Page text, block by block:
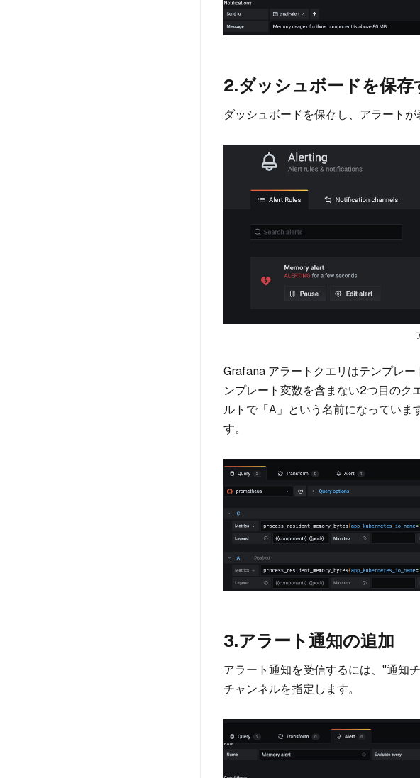
2.ダッシュボードを保存
ダッシュボードを保存し、アラートが
Grafana アラートクエリはテンプレ
ンプレート変数を含まない2つ目のク
ルトで「A」という名前になっていま
す。
3.アラート通知の追加
アラート通知を受信するには、"通知
チャンネルを指定します。